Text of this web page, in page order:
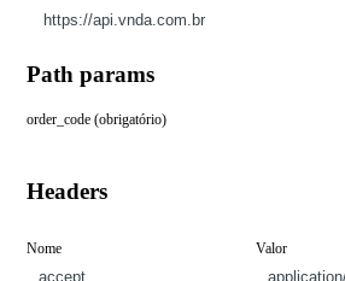
Path params
order_code (obrigatório)
Headers
Nome Valor